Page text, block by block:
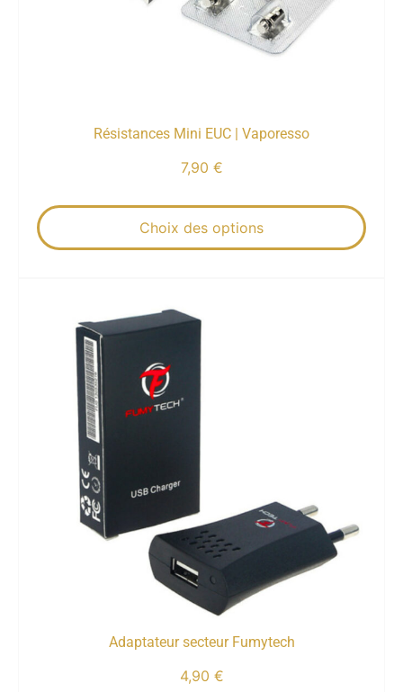
Résistances Mini EUC | Vaporesso
7,90 €
Choix des options
Adaptateur secteur Fumytech
4,90 €